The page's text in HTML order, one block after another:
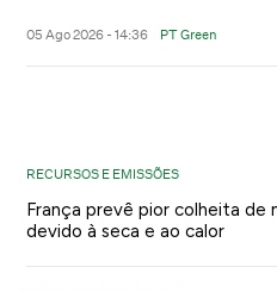
05 Ago 2026 - 14:36 PT Green
RECURSOS E EMISSÕES
França prevê pior colheita de
devido à seca e ao calor